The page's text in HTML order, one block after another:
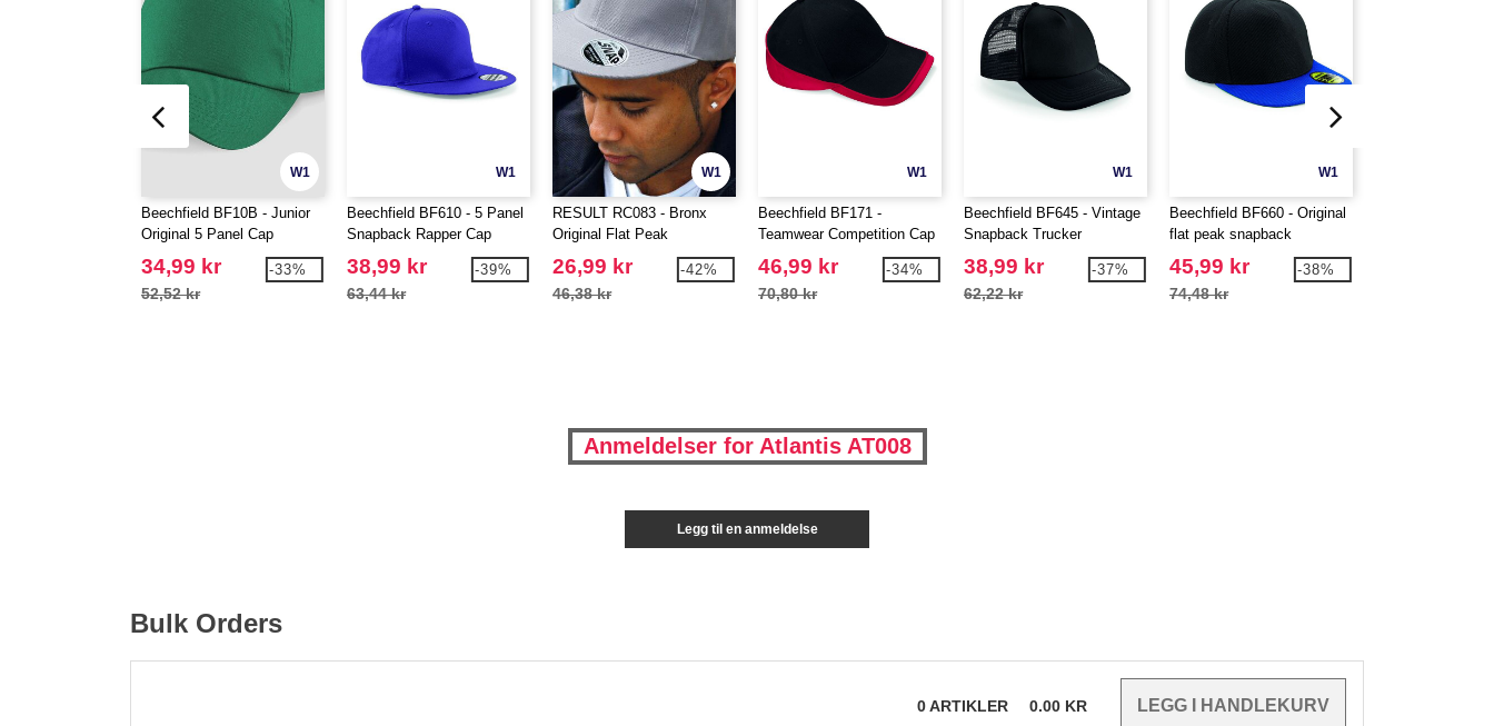
W1
Beechfield BF10B - Junior
Original 5 Panel Cap
34,99 kr
52,52 kr
-33%
W1
Beechfield BF610 - 5 Panel
Snapback Rapper Cap
38,99 kr
63,44 kr
-39%
W1
RESULT RC083 - Bronx
Original Flat Peak
Snapback Cap
26,99 kr
46,38 kr
-42%
W1
Beechfield BF171 -
Teamwear Competition Cap
46,99 kr
70,80 kr
-34%
W1
Beechfield BF645 - Vintage
Snapback Trucker
38,99 kr
62,22 kr
-37%
W1
Beechfield BF660 - Original
flat peak snapback
45,99 kr
74,48 kr
-38%
Anmeldelser for Atlantis AT008
Legg til en anmeldelse
Bulk Orders
0ARTIKLER 0.00 KR